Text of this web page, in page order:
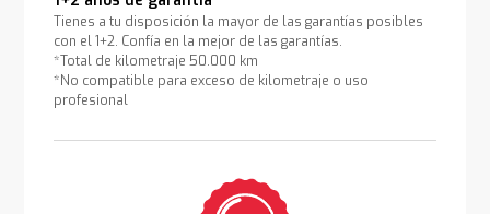
Tienes a tu disposición la mayor de las garantías posibles
con el 1+2. Confía en la mejor de las garantías.
*Total de kilometraje 50.000 km
*No compatible para exceso de kilometraje o uso
profesional